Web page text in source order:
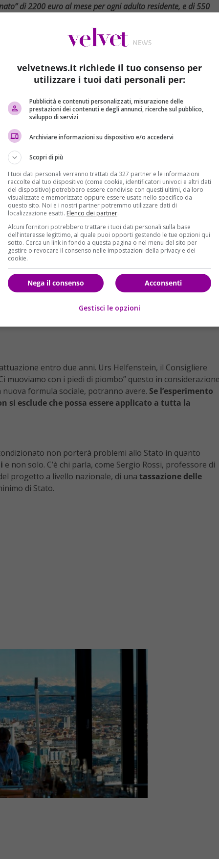
di 2200 euro al mese per ogni adulto residente, e di 550
di quel “reddito di cittadinanza” che alcune forze politiche
salario minimo, niente più prestazioni sociali. E tasse sulle
del “reddito di cittadinanza”, cavallo di battaglia dei
di Zurigo, in Svizzera, ha deciso di tentare
” per la prima volta in Svizzera nonostante il voto
indetto ad hoc.
elvetici: in Svizzera mediamente la vita è più
riguarda ogni abitante di Zurigo, nessuno escluso
a circa2.200 euro
550 euro
mensili. Non si conoscono ancora, però, le
entro due anni. Urs Helfenstein, il Consigliere
muoviamo con i piedi di piombo” questo in
nuova formula sociale, potranno avere. Se l’esperimento
esclude che possa essere applicato a tutta la
non porterà problemi allo Stato in quanto
e non solo. C’è chi parla, come Sergio Rossi, professore di
progetto a livello nazionale, di una tassazione delle
di Stato.
velvetnews.it richiede il tuo consenso per
utilizzare i tuoi dati personali per:
Pubblicità e contenuti personalizzati, misurazione delle
prestazioni dei contenuti e degli annunci, ricerche sul pubblico,
sviluppo di servizi
Archiviare informazioni su dispositivo e/o accedervi
Scopri di più
I tuoi dati personali verranno trattati da 327 partner e le informazioni
raccolte dal tuo dispositivo (come cookie, identificatori univoci e altri dati
del dispositivo) potrebbero essere condivise con questi ultimi, da loro
visualizzate e memorizzate oppure essere usate nello specifico da
questo sito. Noi e i nostri partner potremmo utilizzare dati di
localizzazione esatti. Elenco dei partner.
Alcuni fornitori potrebbero trattare i tuoi dati personali sulla base
dell'interesse legittimo, al quale puoi opporti gestendo le tue opzioni qui
sotto. Cerca un link in fondo a questa pagina o nel menu del sito per
gestire o revocare il consenso nelle impostazioni della privacy e dei
cookie.
Acconsenti
Nega il consenso
Gestisci le opzioni